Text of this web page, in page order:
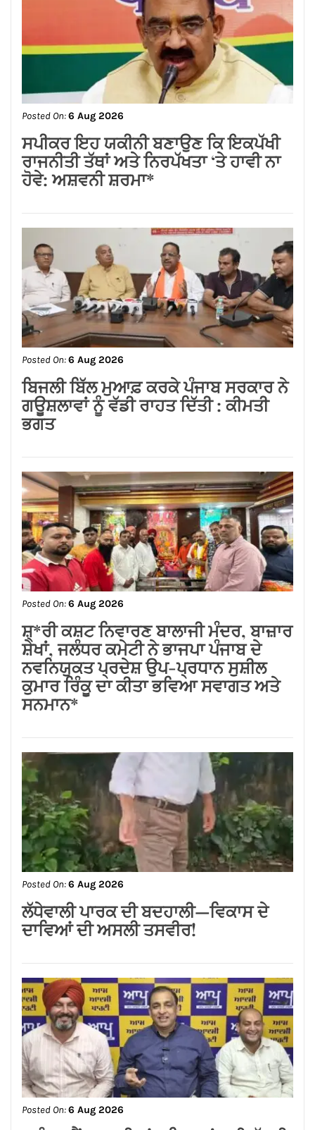
Posted On: 6 Aug 2026
लम्बा पिंड चौक से जंडू सिंघा रोड के बदहाल
हालातों को लेकर भाजपा का रोष प्रदर्शन
Posted On:6 Aug 2026
ਸਪੀਕਰ ਇਹ ਯਕੀਨੀ ਬਣਾਉਣ ਕਿ ਇਕਪੱਖੀ
ਰਾਜਨੀਤੀ ਤੱਥਾਂ ਅਤੇ ਨਿਰਪੱਖਤਾ ‘ਤੇ ਹਾਵੀ ਨਾ
ਹੋਵੇ: ਅਸ਼ਵਨੀ ਸ਼ਰਮਾ*
Posted On:6 Aug 2026
ਬਿਜਲੀ ਬਿੱਲ ਮੁਆਫ਼ ਕਰਕੇ ਪੰਜਾਬ ਸਰਕਾਰ ਨੇ
ਗਊਸ਼ਲਾਵਾਂ ਨੂੰ ਵੱਡੀ ਰਾਹਤ ਦਿੱਤੀ : ਕੀਮਤੀ
ਭਗਤ
Posted On:6 Aug 2026
ਸ਼੍*ਰੀ ਕਸ਼ਟ ਨਿਵਾਰਣ ਬਾਲਾਜੀ ਮੰਦਰ, ਬਾਜ਼ਾਰ
ਸ਼ੇਖਾਂ, ਜਲੰਧਰ ਕਮੇਟੀ ਨੇ ਭਾਜਪਾ ਪੰਜਾਬ ਦੇ
ਨਵਨਿਯੁਕਤ ਪ੍ਰਦੇਸ਼ ਉਪ-ਪ੍ਰਧਾਨ ਸੁਸ਼ੀਲ
ਕੁਮਾਰ ਰਿੰਕੂ ਦਾ ਕੀਤਾ ਭਵਿਆ ਸਵਾਗਤ ਅਤੇ